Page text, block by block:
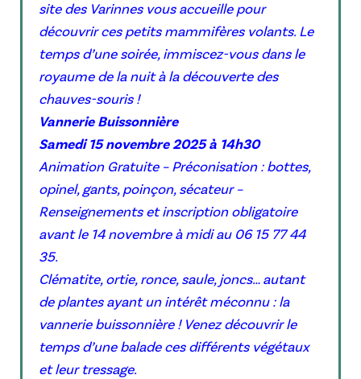
site des Varinnes vous accueille pour
découvrir ces petits mammifères volants. Le
temps d’une soirée, immiscez-vous dans le
royaume de la nuit à la découverte des
chauves-souris !
Vannerie Buissonnière
Samedi 15 novembre 2025 à 14h30
Animation Gratuite – Préconisation : bottes,
opinel, gants, poinçon, sécateur –
Renseignements et inscription obligatoire
avant le 14 novembre à midi au 06 15 77 44
35.
Clématite, ortie, ronce, saule, joncs… autant
de plantes ayant un intérêt méconnu : la
vannerie buissonnière ! Venez découvrir le
temps d’une balade ces différents végétaux
et leur tressage.